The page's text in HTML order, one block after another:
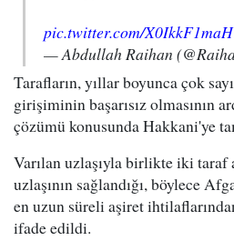
pic.twitter.com/X0IkkF1maH
— Abdullah Raihan
Tarafların, yıllar boyunca çok
girişiminin başarısız olmasının
çözümü konusunda Hakkani'ye
Varılan uzlaşıyla birlikte iki taraf
uzlaşının sağlandığı, böylece
en uzun süreli aşiret
ifade edildi.